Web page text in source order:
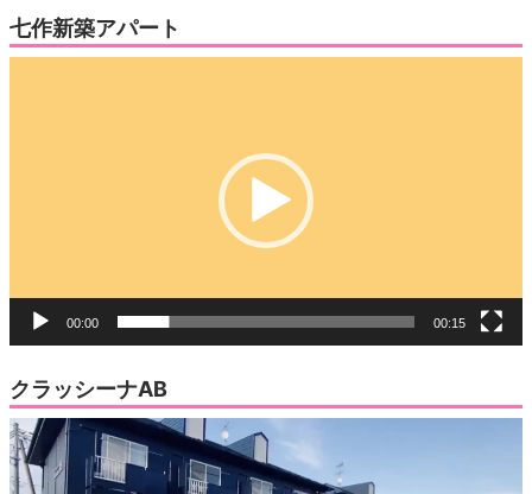
七作新築アパート
00:00 00:15
クラッシーナAB
動
画
プ